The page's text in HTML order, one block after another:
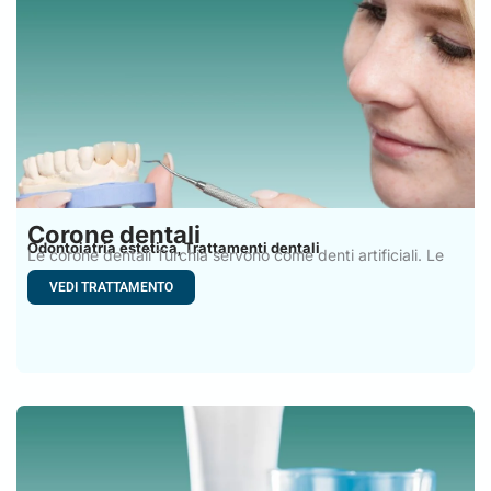
Corone dentali
Odontoiatria estetica,Trattamenti dentali
Le corone dentali Turchia servono come denti artificiali. Le
corone
VEDI TRATTAMENTO